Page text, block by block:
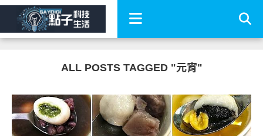
ALL POSTS TAGGED "元宵"